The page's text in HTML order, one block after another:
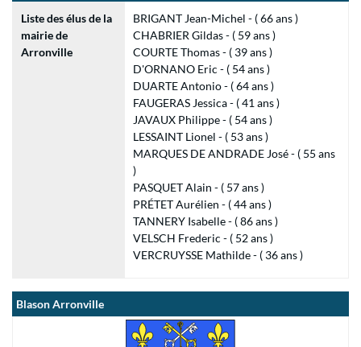
Liste des élus de la
mairie de
Arronville
BRIGANT Jean-Michel - ( 66 ans )
CHABRIER Gildas - ( 59 ans )
COURTE Thomas - ( 39 ans )
D'ORNANO Eric - ( 54 ans )
DUARTE Antonio - ( 64 ans )
FAUGERAS Jessica - ( 41 ans )
JAVAUX Philippe - ( 54 ans )
LESSAINT Lionel - ( 53 ans )
MARQUES DE ANDRADE José - ( 55 ans
)
PASQUET Alain - ( 57 ans )
PRÉTET Aurélien - ( 44 ans )
TANNERY Isabelle - ( 86 ans )
VELSCH Frederic - ( 52 ans )
VERCRUYSSE Mathilde - ( 36 ans )
Blason Arronville